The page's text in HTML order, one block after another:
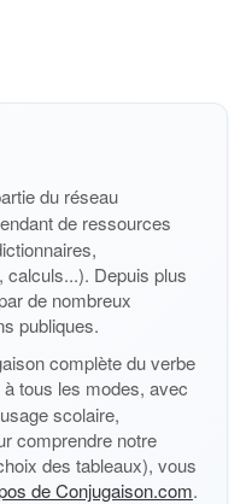
du réseau
de ressources
Depuis plus
de nombreux
publiques.
complète du verbe
tous les modes, avec
scolaire,
comprendre notre
des tableaux), vous
de Conjugaison.com.